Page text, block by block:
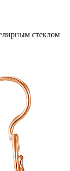
стеклом